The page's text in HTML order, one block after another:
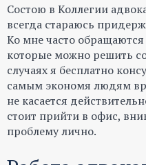
Состою в Коллегии
всегда стараюсь
Ко мне часто
которые можно решить
случаях я бесплатно
самым экономя людям
не касается
стоит прийти в офис,
проблему лично.